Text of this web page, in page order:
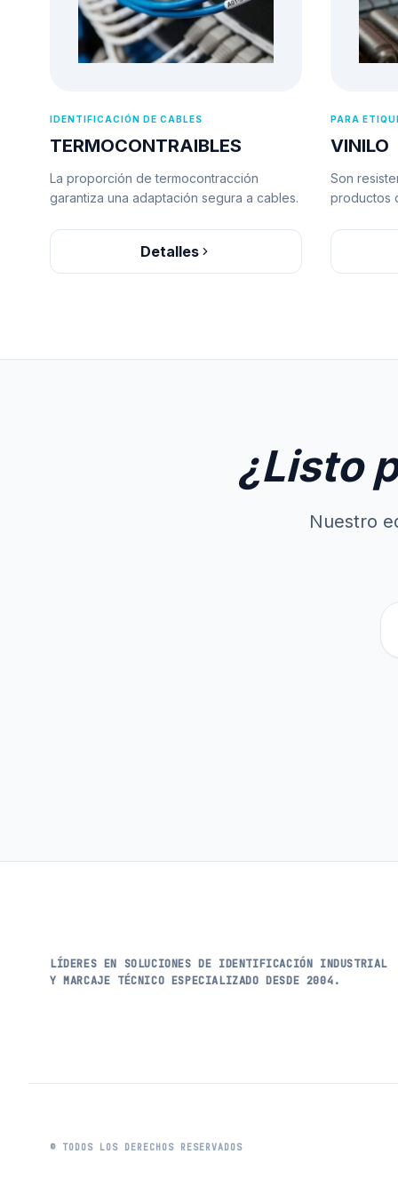
IDENTIFICACIÓN DE CABLES
TERMOCONTRAIBLES
La proporción de termocontracción
garantiza una adaptación segura a cables.
Detalles
PARA
VINILO
Son
productos
¿Listo
Nuestro
LÍDERES EN SOLUCIONES DE IDENTIFICACIÓN INDUSTRIAL
Y MARCAJE TÉCNICO ESPECIALIZADO DESDE 2004.
© TODOS LOS DERECHOS RESERVADOS